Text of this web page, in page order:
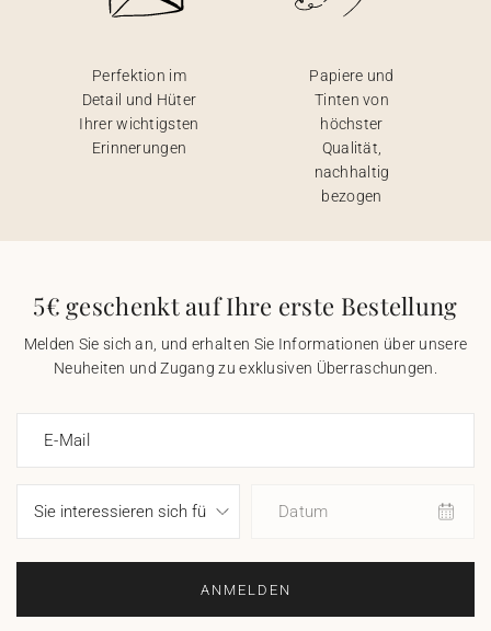
Perfektion im
Detail und Hüter
Ihrer wichtigsten
Erinnerungen
Papiere und
Tinten von
höchster
Qualität,
nachhaltig
bezogen
5€ geschenkt auf Ihre erste Bestellung
Melden Sie sich an, und erhalten Sie Informationen über unsere
Neuheiten und Zugang zu exklusiven Überraschungen.
E-Mail
Datum
ANMELDEN